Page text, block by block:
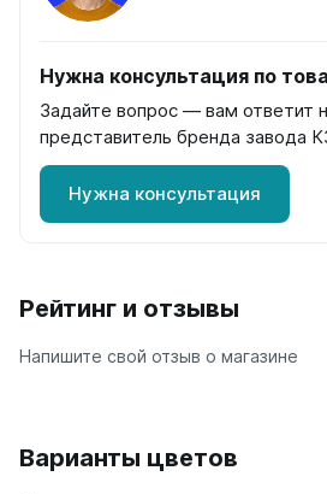
Завалинки
Завалинка
Зеркала
Зеркало П
Нужна консультация по
Задайте вопрос — вам ответит
представитель бренда завода
Нужна консультация
Рейтинг и отзывы
Напишите свой отзыв о магазине
Варианты цветов